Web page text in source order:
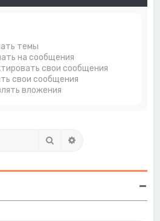
темы
на сообщения
свои сообщения
свои сообщения
вложения
Поиск